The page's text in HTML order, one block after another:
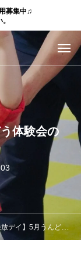
募集中♫
体験会の
うんどう体験会のご案内【参加無料】